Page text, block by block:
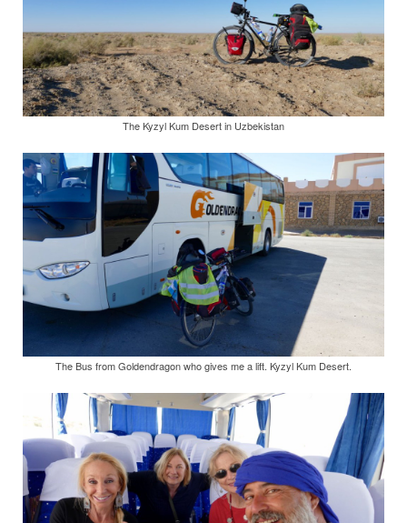
The Kyzyl Kum Desert in Uzbekistan
The Bus from Goldendragon who gives me a lift. Kyzyl Kum Desert.